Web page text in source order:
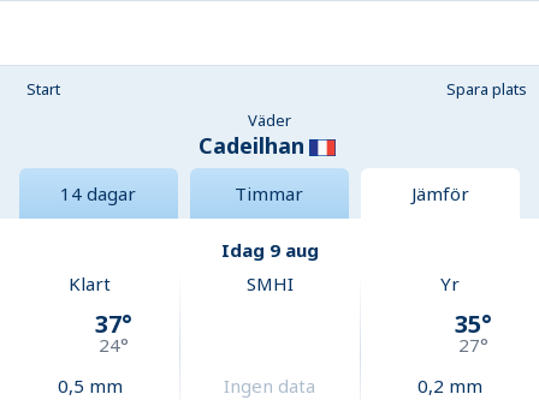
Start
Spara plats
Väder
Cadeilhan
14 dagar Timmar Jämför
Idag 9 aug
Klart
37°
24°
0,5 mm
SMHI
Ingen data
Yr
35°
27°
0,2 mm